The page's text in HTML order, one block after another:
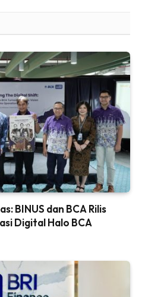
BINUS dan BCA Rilis
Digital Halo BCA